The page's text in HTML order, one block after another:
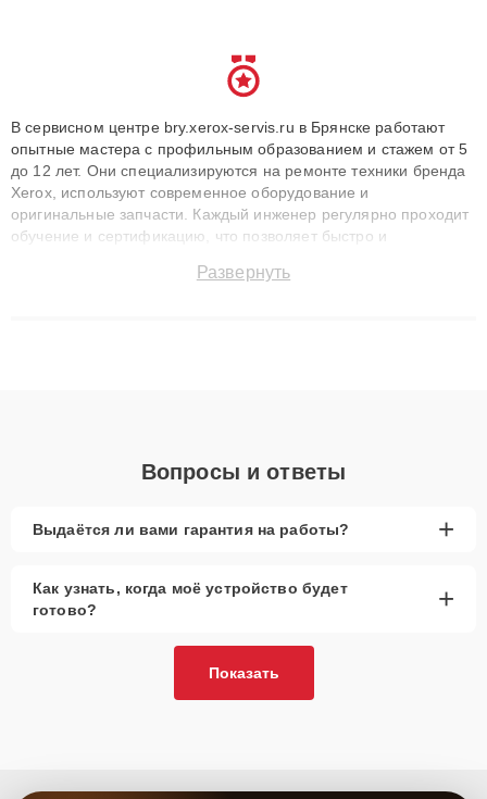
В сервисном центре bry.xerox-servis.ru в Брянске работают
опытные мастера с профильным образованием и стажем от 5
до 12 лет. Они специализируются на ремонте техники бренда
Xerox, используют современное оборудование и
оригинальные запчасти. Каждый инженер регулярно проходит
обучение и сертификацию, что позволяет быстро и
сохранением гарантии до 3 лет. Наши мастера решают
Развернуть
Вопросы и ответы
Выдаётся ли вами гарантия на работы? +
Как узнать, когда моё устройство будет
готово?
+
Показать